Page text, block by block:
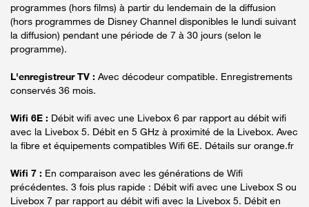
programmes (hors films) à partir du lendemain de la diffusion
(hors programmes de Disney Channel disponibles le lundi suivant
la diffusion) pendant une période de 7 à 30 jours (selon le
programme).
L'enregistreur TV : Avec décodeur compatible. Enregistrements
conservés 36 mois.
Wifi 6E : Débit wifi avec une Livebox 6 par rapport au débit wifi
avec la Livebox 5. Débit en 5 GHz à proximité de la Livebox. Avec
la fibre et équipements compatibles Wifi 6E. Détails sur orange.fr
Wifi 7 : En comparaison avec les générations de Wifi
précédentes. 3 fois plus rapide : Débit wifi avec une Livebox S ou
Livebox 7 par rapport au débit wifi avec la Livebox 5. Débit en